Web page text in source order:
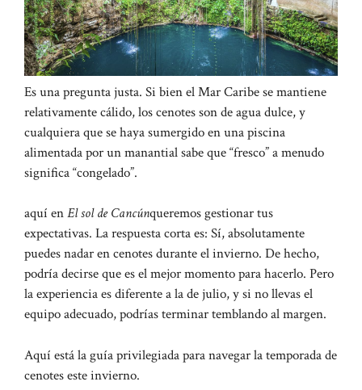
Es una pregunta justa. Si bien el Mar Caribe se mantiene
relativamente cálido, los cenotes son de agua dulce, y
cualquiera que se haya sumergido en una piscina
alimentada por un manantial sabe que “fresco” a menudo
significa “congelado”.
aquí enEl sol de Cancúnqueremos gestionar tus
expectativas. La respuesta corta es: Sí, absolutamente
puedes nadar en cenotes durante el invierno. De hecho,
podría decirse que es el mejor momento para hacerlo. Pero
la experiencia es diferente a la de julio, y si no llevas el
equipo adecuado, podrías terminar temblando al margen.
Aquí está la guía privilegiada para navegar la temporada de
cenotes este invierno.